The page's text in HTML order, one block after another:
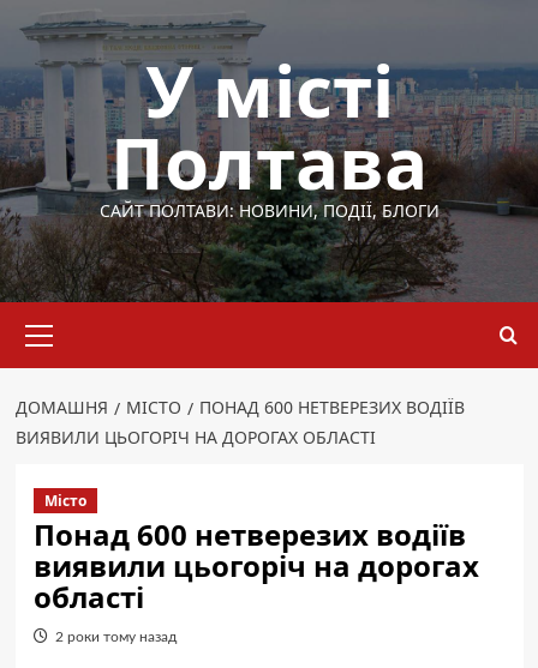
Перейти
вмісту
У місті
Полтава
САЙТ ПОЛТАВИ: НОВИНИ, ПОДІЇ, БЛОГИ
меню
ДОМАШНЯ МІСТО
ПОНАД 600 НЕТВЕРЕЗИХ ВОДІЇВ
ВИЯВИЛИ ЦЬОГОРІЧ НА ДОРОГАХ ОБЛАСТІ
Місто
Понад 600 нетверезих водіїв
виявили цьогоріч на дорогах
області
2 роки тому назад